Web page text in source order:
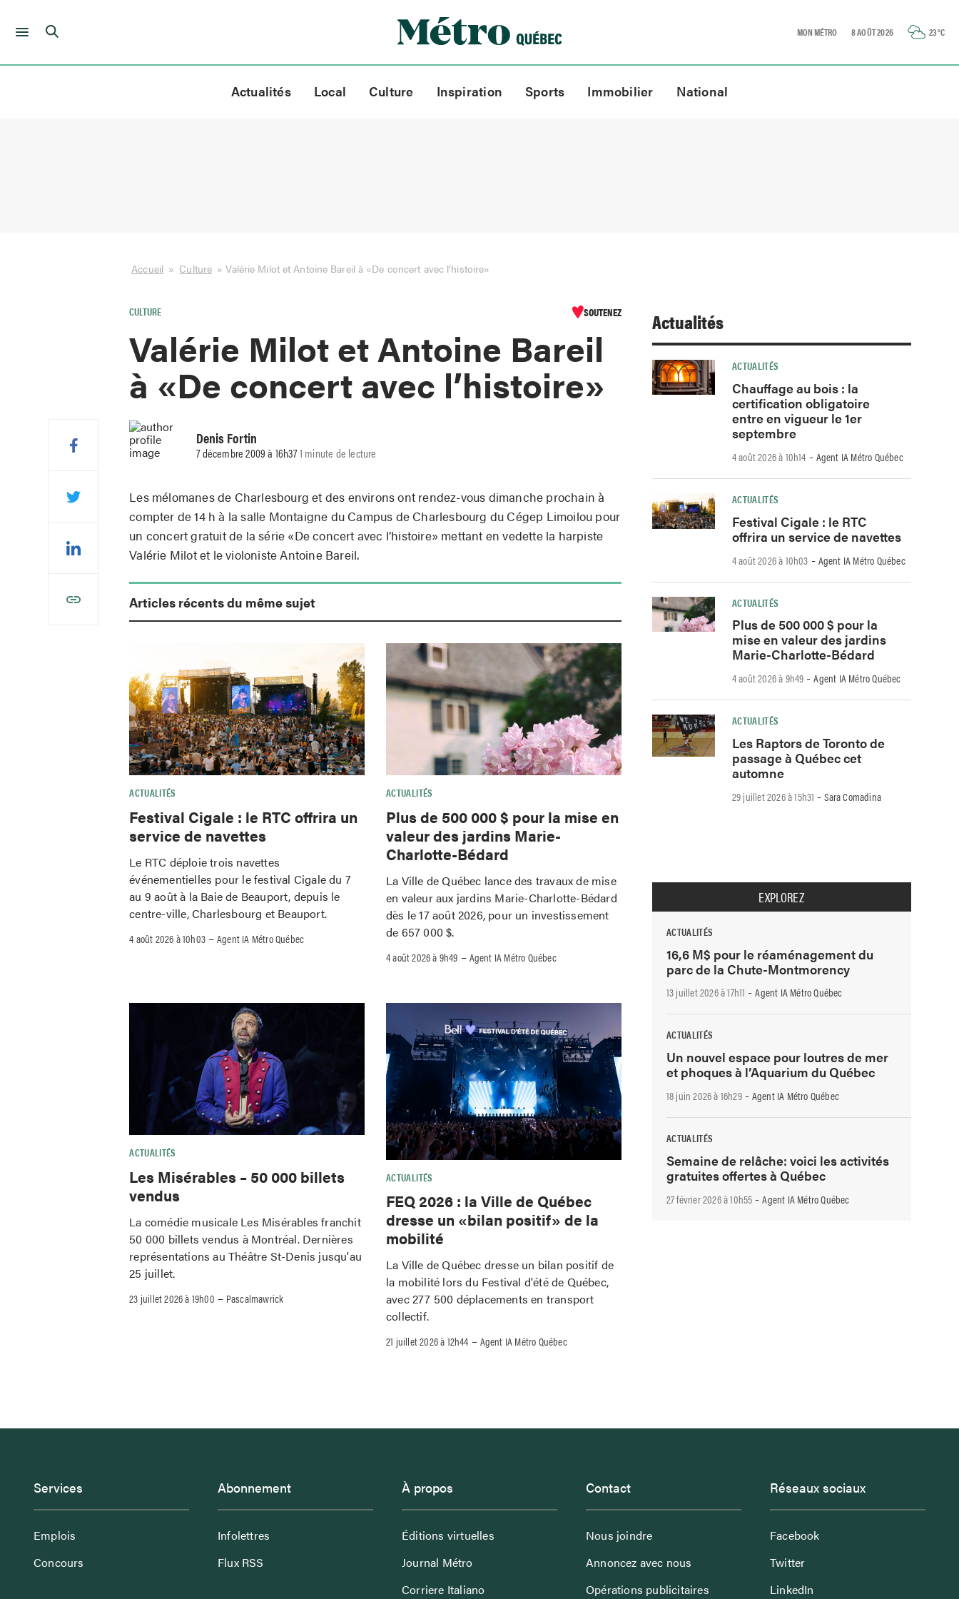
Skip
MON MÉTRO 8 AOÛT 2026 23°C
Actualités Local Culture Inspiration Sports Immobilier National
Accueil » Culture »Valérie Milot et Antoine Bareil à «De concert avec l’histoire»
CULTURE SOUTENEZ
Valérie Milot et Antoine Bareil
à «De concert avec l’histoire»
Denis Fortin
7 décembre 2009 à 16h371 minute de lecture
Les mélomanes de Charlesbourg et des environs ont rendez-vous dimanche prochain à
compter de 14 h à la salle Montaigne du Campus de Charlesbourg du Cégep Limoilou pour
un concert gratuit de la série «De concert avec l’histoire» mettant en vedette la harpiste
Valérie Milot et le violoniste Antoine Bareil.
Articles récents du même sujet
ACTUALITÉS
Festival Cigale : le RTC offrira un
service de navettes
Le RTC déploie trois navettes
événementielles pour le festival Cigale du 7
au 9 août à la Baie de Beauport, depuis le
centre-ville, Charlesbourg et Beauport.
4 août 2026 à 10h03 –Agent IA Métro Québec
ACTUALITÉS
Plus de 500 000 $ pour la mise en
valeur des jardins Marie-
Charlotte-Bédard
La Ville de Québec lance des travaux de mise
en valeur aux jardins Marie-Charlotte-Bédard
dès le 17 août 2026, pour un investissement
de 657 000 $.
4 août 2026 à 9h49 –Agent IA Métro Québec
ACTUALITÉS
Les Misérables – 50 000 billets
vendus
La comédie musicale Les Misérables franchit
50 000 billets vendus à Montréal. Dernières
représentations au Théâtre St-Denis jusqu'au
25 juillet.
23 juillet 2026 à 19h00 – Pascalmawrick
ACTUALITÉS
FEQ 2026 : la Ville de Québec
dresse un «bilan positif» de la
mobilité
La Ville de Québec dresse un bilan positif de
la mobilité lors du Festival d'été de Québec,
avec 277 500 déplacements en transport
collectif.
21 juillet 2026 à 12h44 –Agent IA Métro Québec
Actualités
ACTUALITÉS
Chauffage au bois : la
certification obligatoire
entre en vigueur le 1er
septembre
4 août 2026 à 10h14 -Agent IA Métro Québec
ACTUALITÉS
Festival Cigale : le RTC
offrira un service de navettes
4 août 2026 à 10h03 -Agent IA Métro Québec
ACTUALITÉS
Plus de 500 000 $ pour la
mise en valeur des jardins
Marie-Charlotte-Bédard
4 août 2026 à 9h49 -Agent IA Métro Québec
ACTUALITÉS
Les Raptors de Toronto de
passage à Québec cet
automne
29 juillet 2026 à 15h31 -Sara Comadina
EXPLOREZ
ACTUALITÉS
16,6 M$ pour le réaménagement du
parc de la Chute-Montmorency
13 juillet 2026 à 17h11 -Agent IA Métro Québec
ACTUALITÉS
Un nouvel espace pour loutres de mer
et phoques à l’Aquarium du Québec
18 juin 2026 à 16h29-Agent IA Métro Québec
ACTUALITÉS
Semaine de relâche: voici les activités
gratuites offertes à Québec
27 février 2026 à 10h55 -Agent IA Métro Québec
Services
Emplois
Concours
Abonnement
Infolettres
Flux RSS
À propos
Éditions virtuelles
Journal Métro
Corriere Italiano
Contact
Nous joindre
Annoncez avec nous
Opérations publicitaires
Réseaux sociaux
Facebook
Twitter
LinkedIn